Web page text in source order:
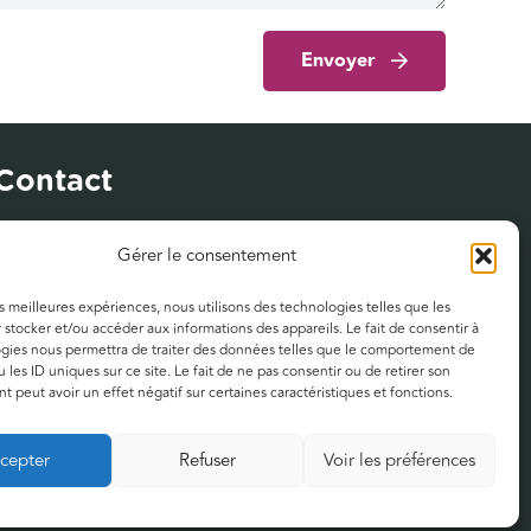
Gérer le consentement
meilleures expériences, nous utilisons des technologies telles que les
et/ou accéder aux informations des appareils. Le fait de consentir à
nous permettra de traiter des données telles que le comportement de
les ID uniques sur ce site. Le fait de ne pas consentir ou de retirer son
peut avoir un effet négatif sur certaines caractéristiques et fonctions.
Refuser Voir les préférences
Envoyer
122 bis, rue du Faubourg Saint-Jean
de confidentialité
légales